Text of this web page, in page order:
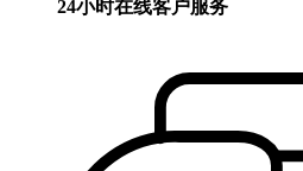
24小时在线客户服务